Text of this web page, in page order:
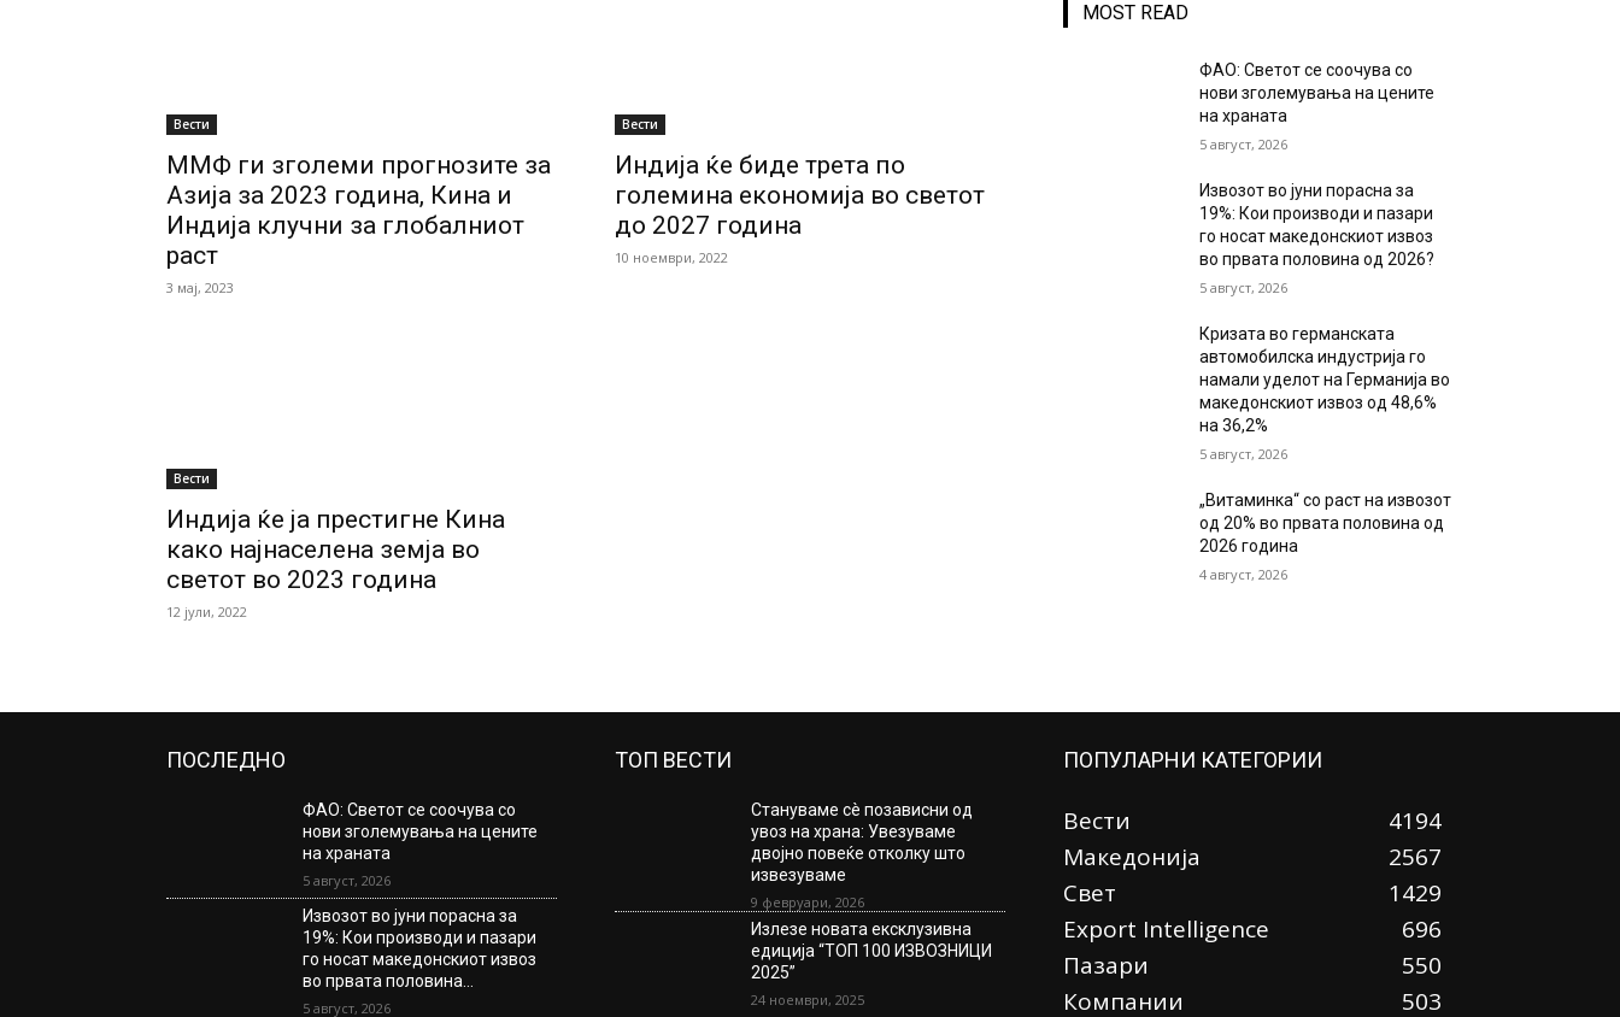
Вести
ММФ ги зголеми прогнозите за
Азија за 2023 година, Кина и
Индија клучни за глобалниот
раст
3 мај, 2023
Вести
Индија ќе биде трета по
големина економија во светот
до 2027 година
10 ноември, 2022
Вести
Индија ќе ја престигне Кина
како најнаселена земја во
светот во 2023 година
12 јули, 2022
MOST READ
ФАО: Светот се соочува со
нови зголемувања на цените
на храната
5 август, 2026
Извозот во јуни порасна за
19%: Кои производи и пазари
го носат македонскиот извоз
во првата половина од 2026?
5 август, 2026
Кризата во германската
автомобилска индустрија го
намали уделот на Германија во
македонскиот извоз од 48,6%
на 36,2%
5 август, 2026
„Витаминка“ со раст на извозот
од 20% во првата половина од
2026 година
4 август, 2026
ПОСЛЕДНО
ФАО: Светот се соочува со
нови зголемувања на цените
на храната
5 август, 2026
Извозот во јуни порасна за
19%: Кои производи и пазари
го носат македонскиот извоз
во првата половина...
5 август, 2026
ТОП ВЕСТИ
Стануваме сè позависни од
увоз на храна: Увезуваме
двојно повеќе отколку што
извезуваме
9 февруари, 2026
Излезе новата ексклузивна
едиција “ТОП 100 ИЗВОЗНИЦИ
2025”
24 ноември, 2025
ПОПУЛАРНИ КАТЕГОРИИ
Вести
4194
Македонија
2567
Свет
1429
Еxport Intelligence
696
Пазари
550
Компании
503